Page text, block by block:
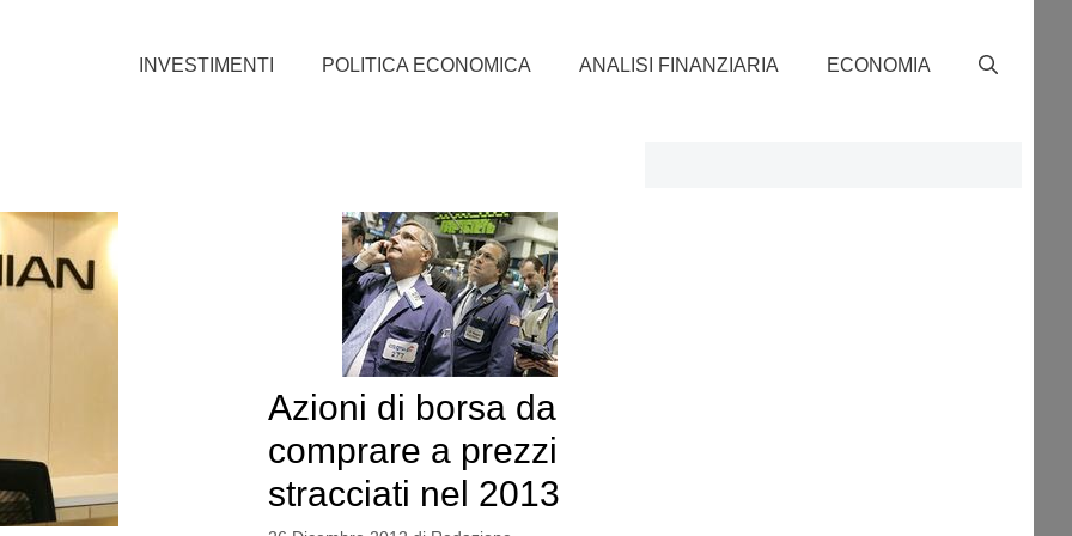
INVESTIMENTI POLITICA ECONOMICA ANALISI FINANZIARIA ECONOMIA
Azioni di borsa da
comprare a prezzi
stracciati nel 2013